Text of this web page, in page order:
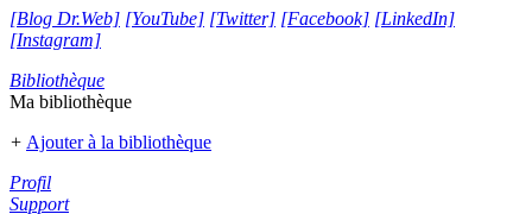
[Blog Dr.Web] [YouTube] [Twitter] [Facebook] [LinkedIn]
[Instagram]
Bibliothèque
Ma bibliothèque
+ Ajouter à la bibliothèque
Profil
Support